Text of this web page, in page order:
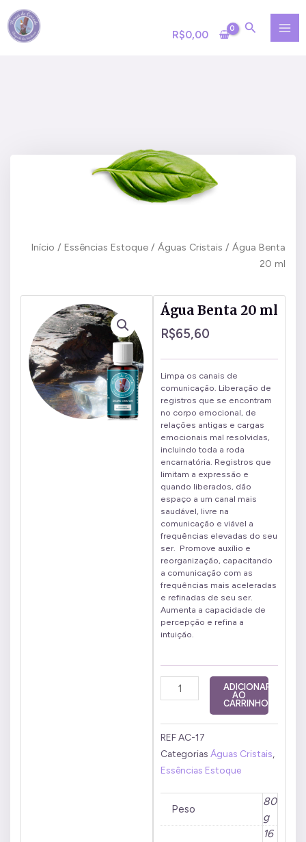
para
R$0,00
Início / Essências Estoque / Águas Cristais / Água Benta
20 ml
Água Benta 20 ml
R$65,60
Limpa os canais de
comunicação. Liberação de
registros que se encontram
no corpo emocional, de
relações antigas e cargas
emocionais mal resolvidas,
incluindo toda a roda
encarnatória. Registros que
limitam a expressão e
quando liberados, dão
espaço a um canal mais
saudável, livre na
comunicação e viável a
frequências elevadas do seu
ser. Promove auxílio e
reorganização, capacitando
a comunicação com as
frequências mais aceleradas
e refinadas de seu ser.
Aumenta a capacidade de
percepção e refina a
intuição.
Água
Benta
ml
quantidade
ADICIONAR
AO
CARRINHO
REFAC-17
Categorias Águas Cristais
Essências Estoque
Peso
80
g
16